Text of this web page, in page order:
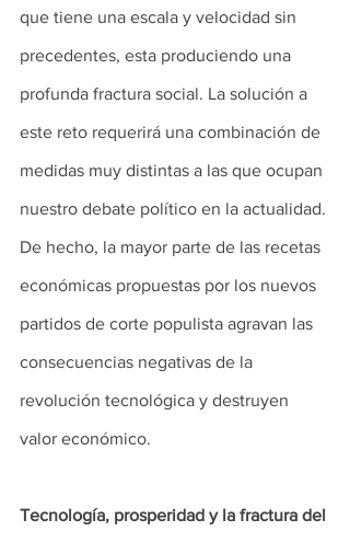
que tiene una escala y velocidad sin
precedentes, esta produciendo una
profunda fractura social. La solución a
este reto requerirá una combinación de
medidas muy distintas a las que ocupan
nuestro debate político en la actualidad.
De hecho, la mayor parte de las recetas
económicas propuestas por los nuevos
partidos de corte populista agravan las
consecuencias negativas de la
revolución tecnológica y destruyen
valor económico.
Tecnología, prosperidad y la fractura del